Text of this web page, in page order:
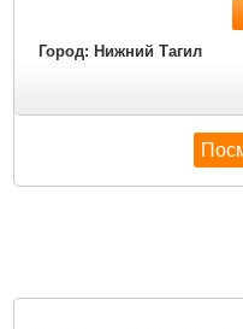
Город: Нижний Тагил